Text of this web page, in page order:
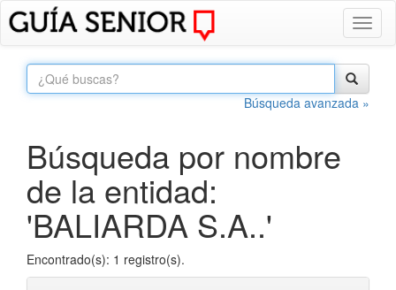
Búsqueda avanzada »
Búsqueda por nombre
de la entidad:
'BALIARDA S.A..'
Encontrado(s): 1 registro(s).